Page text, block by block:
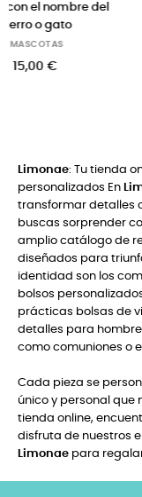
Porta
perasonalizado
Limonae: Tu tienda
personalizados En
transformar detalles
buscas sorprender
amplio catálogo de
diseñados para
identidad son los
bolsos
prácticas bolsas de
detalles para
como comuniones o
Cada pieza se
único y personal que
tienda online,
disfruta de nuestros
Limonae para